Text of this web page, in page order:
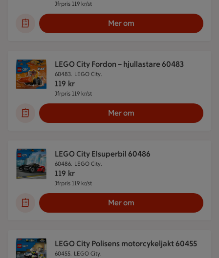
Jfrpris 119 kr/st
Mer om
LEGO City Fordon – hjullastare 60483
60483. LEGO City.
119 kr
Jfrpris 119 kr/st
Mer om
LEGO City Elsuperbil 60486
60486. LEGO City.
119 kr
Jfrpris 119 kr/st
Mer om
LEGO City Polisens motorcykeljakt 60455
60455. LEGO City.